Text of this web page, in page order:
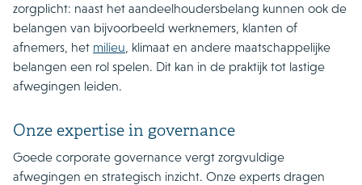
zorgplicht: naast het aandeelhoudersbelang kunnen ook de
belangen van bijvoorbeeld werknemers, klanten of
afnemers, het milieu, klimaat en andere maatschappelijke
belangen een rol spelen. Dit kan in de praktijk tot lastige
afwegingen leiden.
Onze expertise in governance
Goede corporate governance vergt zorgvuldige
afwegingen en strategisch inzicht. Onze experts dragen